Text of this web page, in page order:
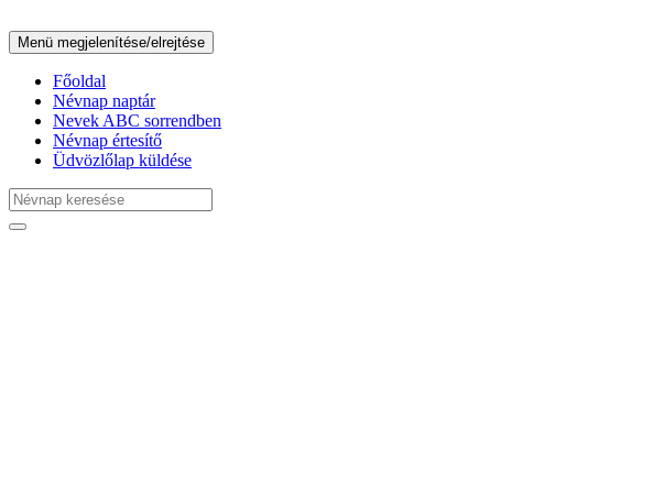
Menü megjelenítése/elrejtése
Főoldal
Névnap naptár
Nevek ABC sorrendben
Névnap értesítő
Üdvözlőlap küldése